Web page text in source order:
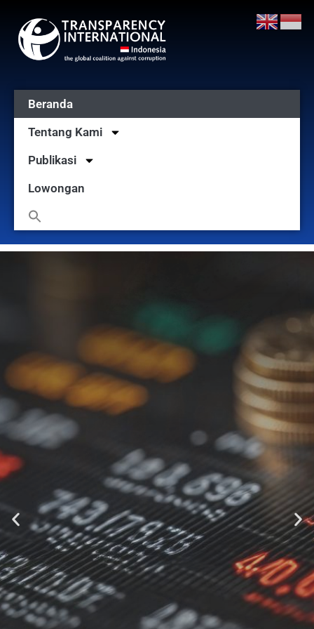
Beranda
Tentang Kami
Publikasi
Lowongan